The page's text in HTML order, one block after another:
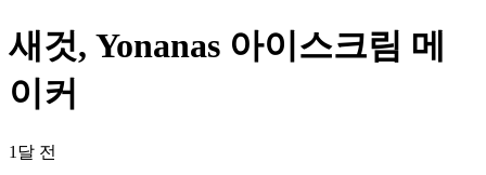
새것, Yonanas 아이스크림 메
이커
1달 전